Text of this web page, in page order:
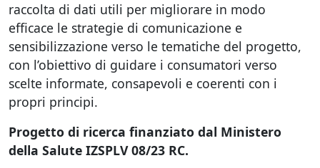
raccolta di dati utili per migliorare in modo
efficace le strategie di comunicazione e
sensibilizzazione verso le tematiche del progetto,
con l’obiettivo di guidare i consumatori verso
scelte informate, consapevoli e coerenti con i
propri principi.
Progetto di ricerca finanziato dal Ministero
della Salute IZSPLV 08/23 RC.